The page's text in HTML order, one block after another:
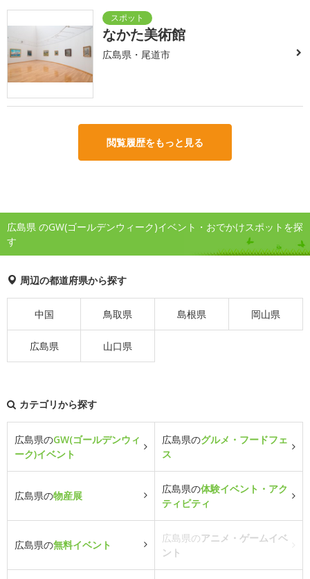
なかた美術館
広島県・尾道市
閲覧履歴をもっと見る
広島県 のGW(ゴールデンウィーク)イベント・おでかけスポットを探
す
周辺の都道府県から探す
中国 鳥取県 島根県 岡山県
広島県 山口県
カテゴリから探す
広島県のGW(ゴールデンウィ
ーク)イベント
広島県のグルメ・フードフェ
ス
広島県の物産展
広島県の体験イベント・アク
ティビティ
広島県の無料イベント
広島県のアニメ・ゲームイベ
ント